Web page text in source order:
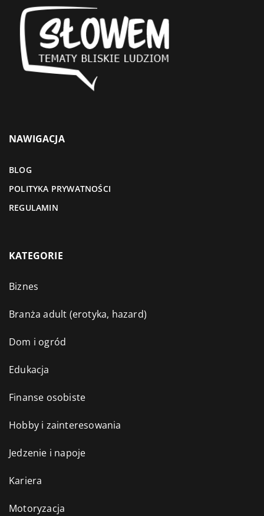
NAWIGACJA
BLOG
POLITYKA PRYWATNOŚCI
REGULAMIN
KATEGORIE
Biznes
Branża adult (erotyka, hazard)
Dom i ogród
Edukacja
Finanse osobiste
Hobby i zainteresowania
Jedzenie i napoje
Kariera
Motoryzacja